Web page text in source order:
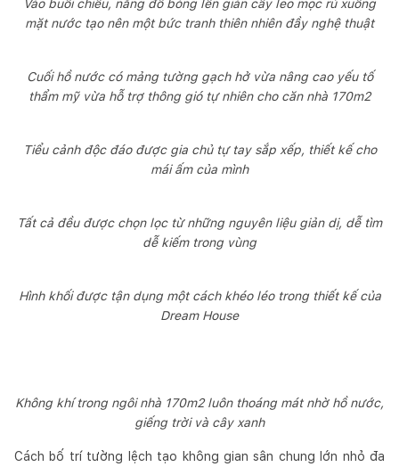
Vào buổi chiều, nắng đổ bóng lên giàn cây leo mọc rủ xuống
mặt nước tạo nên một bức tranh thiên nhiên đầy nghệ thuật
Cuối hồ nước có mảng tường gạch hở vừa nâng cao yếu tố
thẩm mỹ vừa hỗ trợ thông gió tự nhiên cho căn nhà 170m2
Tiểu cảnh độc đáo được gia chủ tự tay sắp xếp, thiết kế cho
mái ấm của mình
Tất cả đều được chọn lọc từ những nguyên liệu giản dị, dễ tìm
dễ kiếm trong vùng
Hình khối được tận dụng một cách khéo léo trong thiết kế của
Dream House
Không khí trong ngôi nhà 170m2 luôn thoáng mát nhờ hồ nước,
giếng trời và cây xanh
Cách bố trí tường lệch tạo không gian sân chung lớn nhỏ đa